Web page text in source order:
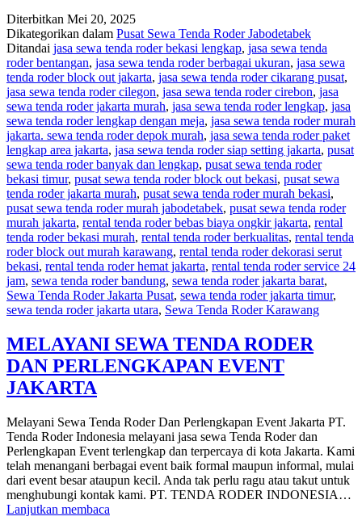
RODER
BERKUALITAS
DI
TEGAL
BREBES
Diterbitkan Mei 20, 2025
Dikategorikan dalam Pusat Sewa Tenda Roder Jabodetabek
Ditandai jasa sewa tenda roder bekasi lengkap, jasa sewa tenda
roder bentangan, jasa sewa tenda roder berbagai ukuran, jasa sewa
tenda roder block out jakarta, jasa sewa tenda roder cikarang pusat,
jasa sewa tenda roder cilegon, jasa sewa tenda roder cirebon, jasa
sewa tenda roder jakarta murah, jasa sewa tenda roder lengkap, jasa
sewa tenda roder lengkap dengan meja, jasa sewa tenda roder murah
jakarta. sewa tenda roder depok murah, jasa sewa tenda roder paket
lengkap area jakarta, jasa sewa tenda roder siap setting jakarta, pusat
sewa tenda roder banyak dan lengkap, pusat sewa tenda roder
bekasi timur, pusat sewa tenda roder block out bekasi, pusat sewa
tenda roder jakarta murah, pusat sewa tenda roder murah bekasi,
pusat sewa tenda roder murah jabodetabek, pusat sewa tenda roder
murah jakarta, rental tenda roder bebas biaya ongkir jakarta, rental
tenda roder bekasi murah, rental tenda roder berkualitas, rental tenda
roder block out murah karawang, rental tenda roder dekorasi serut
bekasi, rental tenda roder hemat jakarta, rental tenda roder service 24
jam, sewa tenda roder bandung, sewa tenda roder jakarta barat,
Sewa Tenda Roder Jakarta Pusat, sewa tenda roder jakarta timur,
sewa tenda roder jakarta utara, Sewa Tenda Roder Karawang
MELAYANI SEWA TENDA RODER
DAN PERLENGKAPAN EVENT
JAKARTA
Melayani Sewa Tenda Roder Dan Perlengkapan Event Jakarta PT.
Tenda Roder Indonesia melayani jasa sewa Tenda Roder dan
Perlengkapan Event terlengkap dan terpercaya di kota Jakarta. Kami
telah menangani berbagai event baik formal maupun informal, mulai
dari event besar ataupun kecil. Anda tak perlu ragu atau takut untuk
menghubungi kontak kami. PT. TENDA RODER INDONESIA…
Lanjutkan membaca